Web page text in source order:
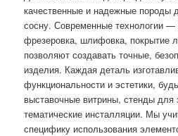
качественные и надежные породы
сосну. Современные технологии —
фрезеровка, шлифовка, покрытие
позволяют создавать точные,
изделия. Каждая деталь
функциональности и эстетики,
выставочные витрины, стенды для
тематические инсталляции. Мы
специфику использования